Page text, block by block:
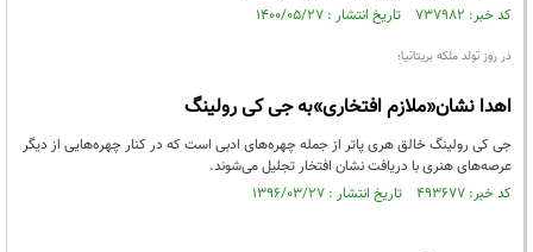
کد خبر: ۷۳۷۹۸۲ تاریخ انتشار : ۱۴۰۰/۰۵/۲۷
در روز تولد ملکه بریتانیا؛
اهدا نشان«ملازم افتخاری»به جی کی رولینگ
جی کی رولینگ خالق هری پاتر از جمله چهره‌های ادبی است که در کنار چهره‌هایی از دیگر
عرصه‌های هنری با دریافت نشان افتخار تجلیل می‌شوند.
کد خبر: ۴۹۳۶۷۷ تاریخ انتشار : ۱۳۹۶/۰۳/۲۷